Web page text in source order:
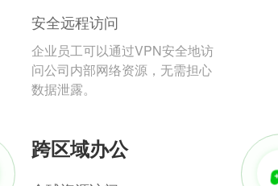
安全远程访问
企业员工可以通过VPN安全地访
问公司内部网络资源，无需担心
数据泄露。
跨区域办公